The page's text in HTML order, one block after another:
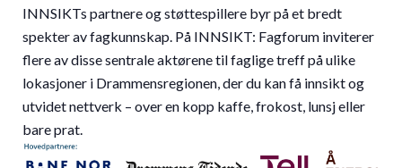
INNSIKTs partnere og støttespillere byr på et bredt
spekter av fagkunnskap. På INNSIKT: Fagforum inviterer
flere av disse sentrale aktørene til faglige treff på ulike
lokasjoner i Drammensregionen, der du kan få innsikt og
utvidet nettverk – over en kopp kaffe, frokost, lunsj eller
bare prat.